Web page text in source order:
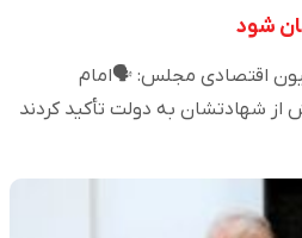
شود
اقتصادی مجلس: 🗣️امام
شهادتشان به دولت تأکید کردند